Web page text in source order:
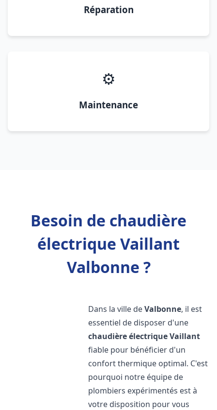
Réparation
⚙️
Maintenance
Besoin de chaudière
électrique Vaillant
Valbonne ?
Dans la ville deValbonne, il est
essentiel de disposer d'une
chaudière électrique Vaillant
fiable pour bénéficier d'un
confort thermique optimal. C'est
pourquoi notre équipe de
plombiers expérimentés est à
votre disposition pour vous